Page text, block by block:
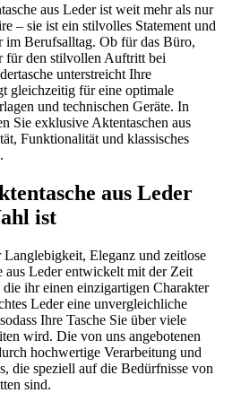
aus Leder ist weit mehr als nur
– sie ist ein stilvolles Statement und
im Berufsalltag. Ob für das Büro,
für den stilvollen Auftritt bei
unterstreicht Ihre
gleichzeitig für eine optimale
und technischen Geräte. In
Sie exklusive Aktentaschen aus
Funktionalität und klassisches
aus Leder
ist
Langlebigkeit, Eleganz und zeitlose
aus Leder entwickelt mit der Zeit
ihr einen einzigartigen Charakter
Leder eine unvergleichliche
Ihre Tasche Sie über viele
wird. Die von uns angebotenen
hochwertige Verarbeitung und
die speziell auf die Bedürfnisse von
sind.